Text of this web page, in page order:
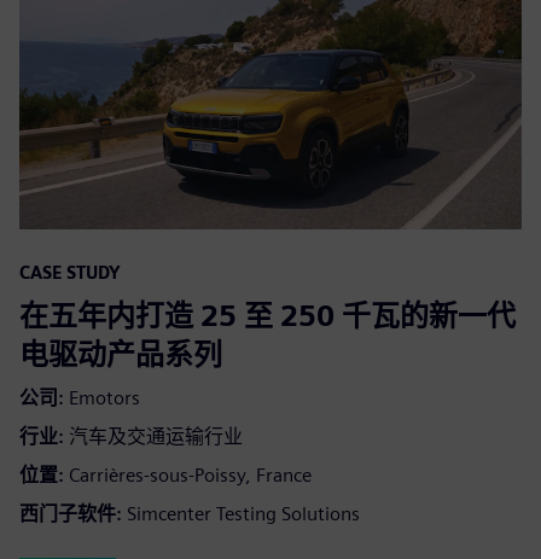
CASE STUDY
在五年内打造 25 至 250 千瓦的新一代
电驱动产品系列
公司: Emotors
行业: 汽车及交通运输行业
位置: Carrières-sous-Poissy, France
西门子软件: Simcenter Testing Solutions